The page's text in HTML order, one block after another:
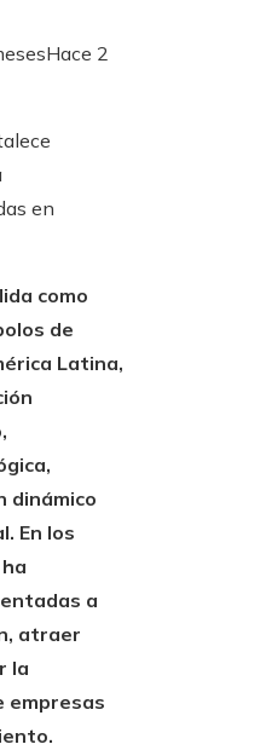
Hace 2
como
de
Latina,
dinámico
En los
a
atraer
la
empresas